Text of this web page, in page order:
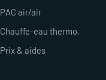
PAC air/air
Chauffe-eau thermo.
Prix & aides